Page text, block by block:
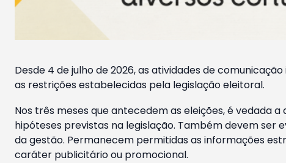
Desde 4 de julho de 2026, as atividades de
as restrições estabelecidas pela legislação eleitoral.
Nos três meses que antecedem as eleições, é vedada
hipóteses previstas na legislação. Também devem ser
da gestão. Permanecem permitidas as informações
caráter publicitário ou promocional.